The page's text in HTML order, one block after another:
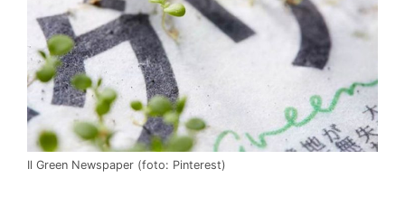
Il Green Newspaper (foto: Pinterest)